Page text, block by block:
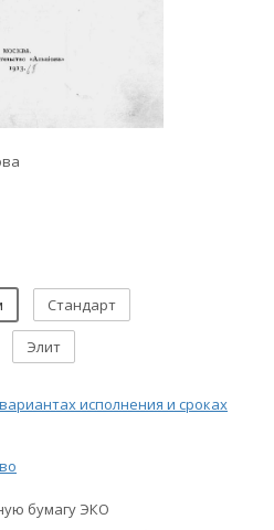
Стандарт
Элит
исполнения и сроках
бумагу ЭКО